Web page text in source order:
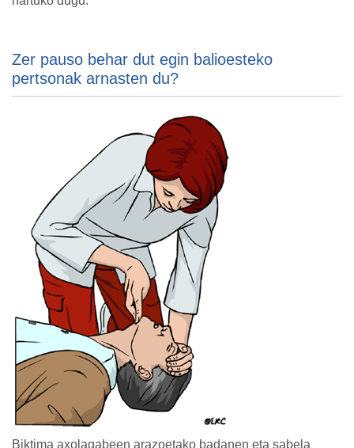
Zer pauso behar dut egin balioesteko
pertsonak arnasten du?
Biktima axolagabeen arazoetako badanen eta sabela